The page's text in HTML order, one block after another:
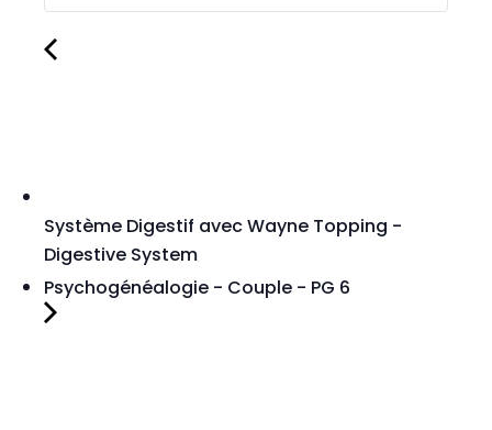
Système Digestif avec Wayne Topping -
Digestive System
Psychogénéalogie - Couple - PG 6